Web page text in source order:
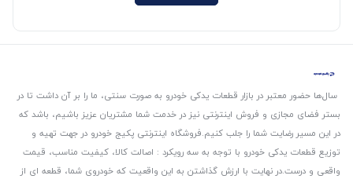
سال‌ها حضور معتبر در بازار قطعات یدکی خودرو به صورت سنتی، ما را بر آن داشت تا در
بستر فضای مجازی و فروش اینترنتی نیز در خدمت شما مشتریان عزیز باشیم، باشد که
در این مسیر رضایت شما را جلب کنیم.فروشگاه اینترنتی پکیج خودرو در جهت تهیه و
توزیع قطعات یدکی خودرو با توجه به سه رویکرد : اصالت کالا، کیفیت مناسب، قیمت
واقعی و درست.در نهایت با ارزش گذاشتن به این واقعیت که خودروی شما، قطعه ای از